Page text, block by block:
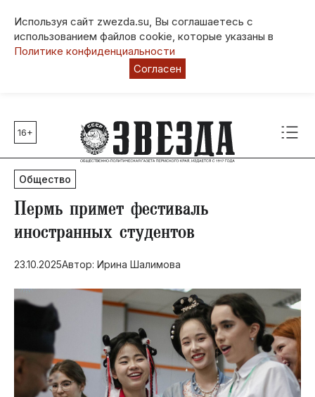
Используя сайт zwezda.su, Вы соглашаетесь с
использованием файлов cookie, которые указаны в
Политике конфиденциальности
Согласен
Главные темы
80 лет Победы
Молодежная столица РФ
СВО
Социальная поддержка
Инфраструктура
Благоустройство
16+
Общество
Пермь примет фестиваль
иностранных студентов
23.10.2025Автор: ​Ирина Шалимова